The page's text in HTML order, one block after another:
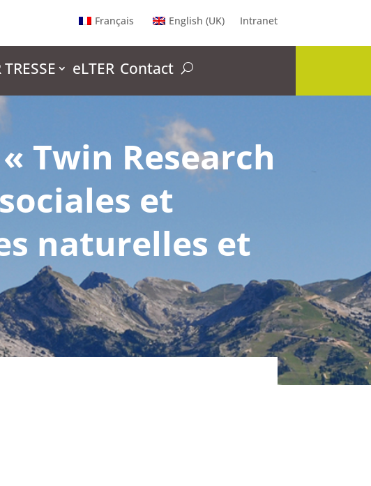
Français English (UK) Intranet
TRESSE eLTER Contact
Twin Research
et
naturelles et